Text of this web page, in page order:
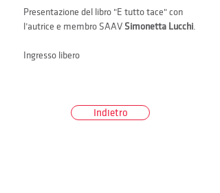
Presentazione del libro "E tutto tace" con
l’autrice e membro SAAV Simonetta Lucchi.
Ingresso libero
Indietro